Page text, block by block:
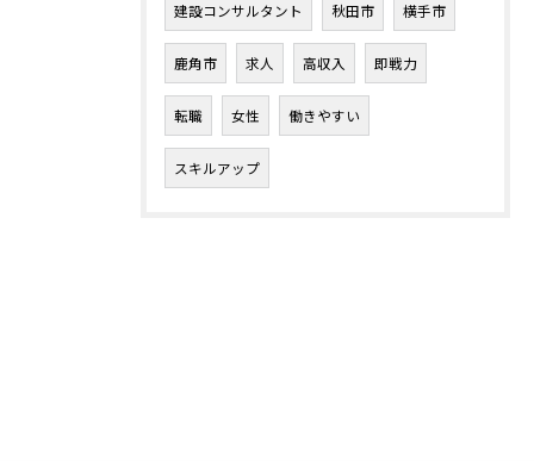
建設コンサルタント 秋田市 横手市
鹿角市 求人 高収入 即戦力
転職 女性 働きやすい
スキルアップ